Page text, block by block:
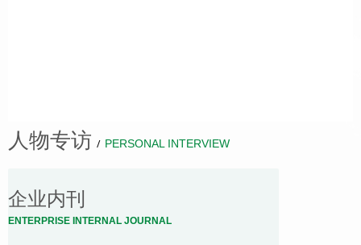
企业内刊
ENTERPRISE INTERNAL JOURNAL
人物专访 / PERSONAL INTERVIEW